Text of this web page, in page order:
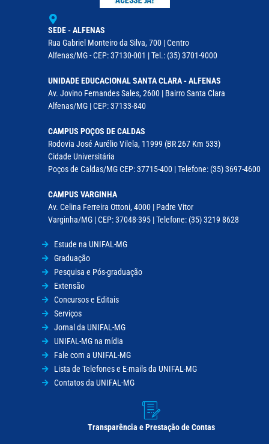
SEDE - ALFENAS
Rua Gabriel Monteiro da Silva, 700 | Centro
Alfenas/MG - CEP: 37130-001 | Tel.: (35) 3701-9000
UNIDADE EDUCACIONAL SANTA CLARA - ALFENAS
Av. Jovino Fernandes Sales, 2600 | Bairro Santa Clara
Alfenas/MG | CEP: 37133-840
CAMPUS POÇOS DE CALDAS
Rodovia José Aurélio Vilela, 11999 (BR 267 Km 533)
Cidade Universitária
Poços de Caldas/MG CEP: 37715-400 | Telefone: (35) 3697-4600
CAMPUS VARGINHA
Av. Celina Ferreira Ottoni, 4000 | Padre Vitor
Varginha/MG | CEP: 37048-395 | Telefone: (35) 3219 8628
Estude na UNIFAL-MG
Graduação
Pesquisa e Pós-graduação
Extensão
Concursos e Editais
Serviços
Jornal da UNIFAL-MG
UNIFAL-MG na mídia
Fale com a UNIFAL-MG
Lista de Telefones e E-mails da UNIFAL-MG
Contatos da UNIFAL-MG
Transparência e Prestação de Contas